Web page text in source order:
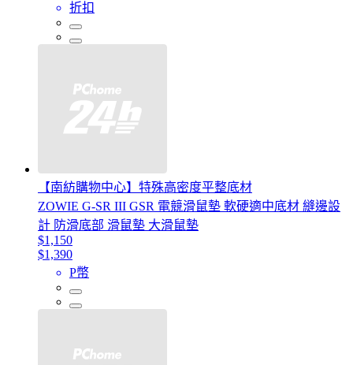
折扣
【南紡購物中心】特殊高密度平整底材
ZOWIE G-SR III GSR 電競滑鼠墊 軟硬適中底材 縫邊設
計 防滑底部 滑鼠墊 大滑鼠墊
$1,150
$1,390
P幣